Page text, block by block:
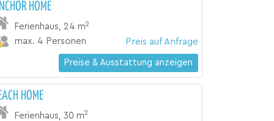
HOME
Ferienhaus, 24 m2
max. 4 Personen Preis auf Anfrage
Preise & Ausstattung anzeigen
HOME
Ferienhaus ,30 m2